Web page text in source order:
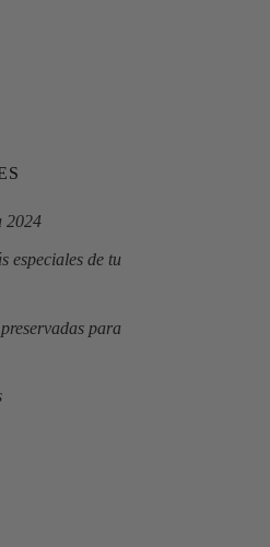
2024
especiales de tu
para